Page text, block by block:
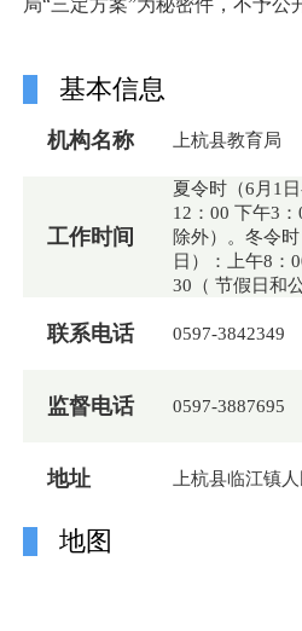
局“三定方案”为秘密件，不予公
基本信息
机构名称 上杭县教育局
工作时间
夏令时（6月1
12：00 下午3
除外）。冬令
日）：上午8：
30（ 节假日和
联系电话 0597-3842349
监督电话 0597-3887695
地址 上杭县临江镇
地图